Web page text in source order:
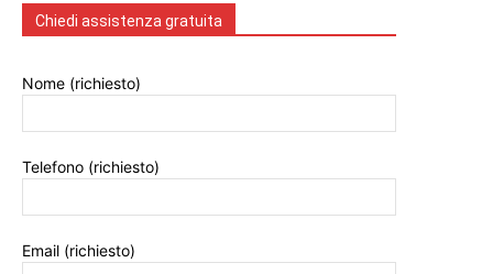
Chiedi assistenza gratuita
Nome (richiesto)
Telefono (richiesto)
Email (richiesto)